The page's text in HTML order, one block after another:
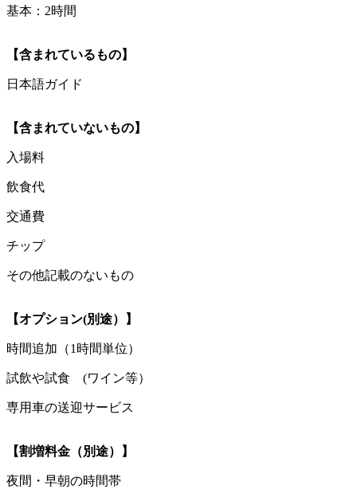
基本：2時間
【含まれているもの】
日本語ガイド
【含まれていないもの】
入場料
飲食代
交通費
チップ
その他記載のないもの
【オプション(別途）】
時間追加（1時間単位）
試飲や試食 (ワイン等）
専用車の送迎サービス
【割増料金（別途）】
夜間・早朝の時間帯